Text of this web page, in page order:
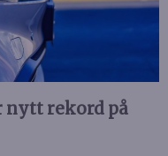
nytt rekord på